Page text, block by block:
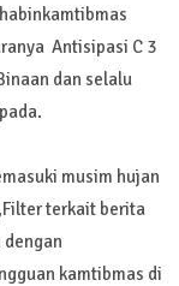
Antisipasi C 3
dan selalu
musim hujan
terkait berita
kamtibmas di